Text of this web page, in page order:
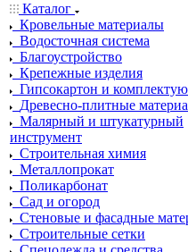
Каталог
Кровельные материалы
Водосточная система
Благоустройство
Крепежные изделия
Гипсокартон и
Древесно-плитные
Малярный и штукатурный
инструмент
Строительная химия
Металлопрокат
Поликарбонат
Сад и огород
Стеновые и фасадные
Строительные сетки